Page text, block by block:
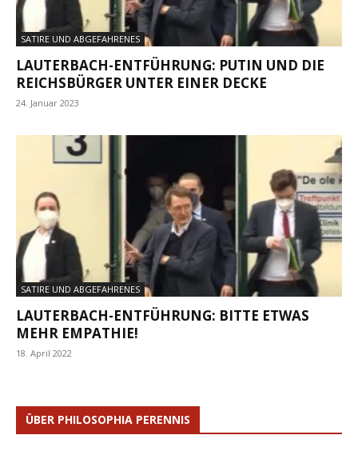
SATIRE UND ABGEFAHRENES
LAUTERBACH-ENTFÜHRUNG: PUTIN UND DIE
REICHSBÜRGER UNTER EINER DECKE
24. Januar 2023
SATIRE UND ABGEFAHRENES
LAUTERBACH-ENTFÜHRUNG: BITTE ETWAS
MEHR EMPATHIE!
18. April 2022
ÜBER PHILOSOPHIA PERENNIS